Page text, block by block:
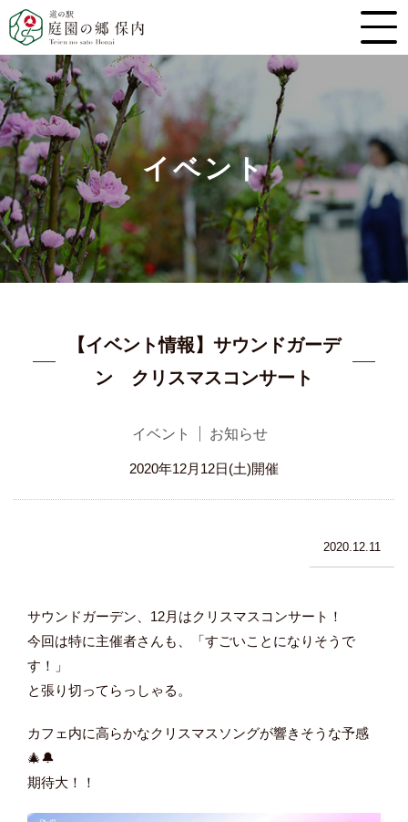
イベント
【イベント情報】サウンドガーデ
ン クリスマスコンサート
イベント お知らせ
2020年12月12日(土)開催
2020.12.11
サウンドガーデン、12月はクリスマスコンサート！
今回は特に主催者さんも、「すごいことになりそうで
す！」
と張り切ってらっしゃる。
カフェ内に高らかなクリスマスソングが響きそうな予感
🎄🔔
期待大！！